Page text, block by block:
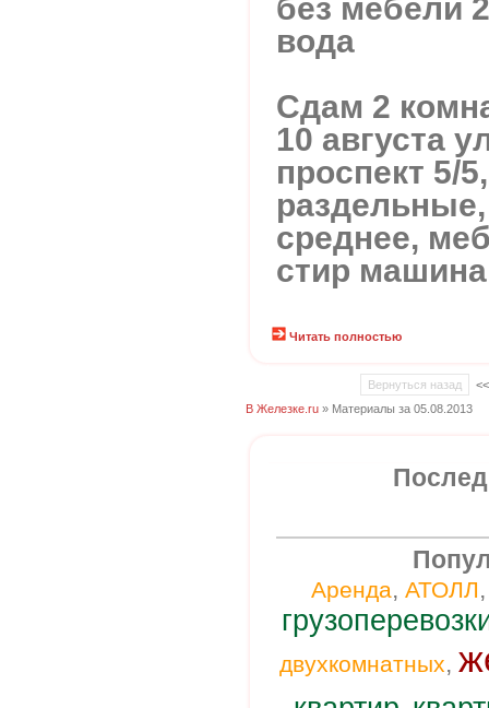
без мебели
вода
Сдам 2
10 августа
проспект 5/
среднее,
стир
Читать полностью
Вернуться назад
В Железке.ru » Материалы за 05.08.2013
Аренда, АТОЛЛ
двухкомнатных,